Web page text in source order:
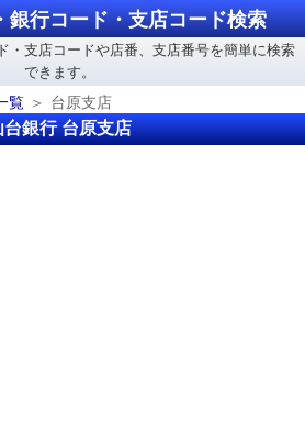
銀行コード・支店コード検索
・支店コードや店番、支店番号を簡単に検索
できます。
覧 台原支店
台銀行 台原支店